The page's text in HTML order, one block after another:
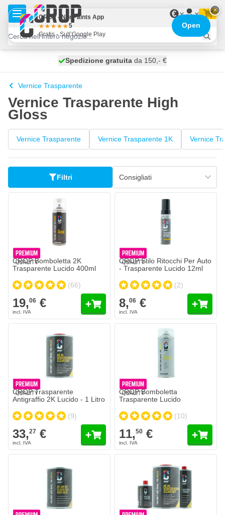
Salta al contenuto
€
spedito oggi
Spedizione gratuita da 150,- €
100 giorni
Vernice Trasparente
Vernice Trasparente High
Gloss
Vernice Trasparente Vernice Trasparente 1K Vernice
Filtri
CROP Bomboletta 2K
Trasparente Lucido 400ml
(66)
19,06 €
CROP Stilo Ritocchi Per Auto
- Trasparente Lucido 12ml
(2)
8,06 €
CROP Trasparente
Antigraffio 2K Lucido - 1 Litro
(9)
33,27 €
CROP Bomboletta
Trasparente Lucido
(10)
11,50 €
×
CROP - NonPaints App
5
Gratis - Sull’Google Play
Open